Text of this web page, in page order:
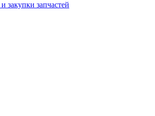
закупки запчастей